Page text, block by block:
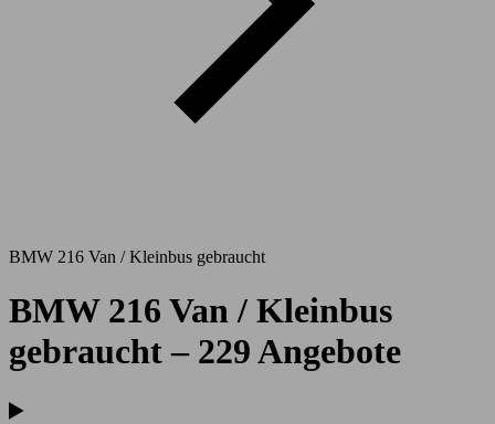
BMW 216 Van / Kleinbus gebraucht
BMW 216 Van / Kleinbus
gebraucht – 229 Angebote